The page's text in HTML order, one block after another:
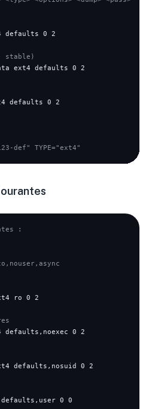
defaults 0 2
- stable)
ext4 defaults 0 2
defaults 0 2
def" TYPE="ext4"
:
ro 0 2
defaults,noexec 0 2
defaults,nosuid 0 2
defaults,user 0 0